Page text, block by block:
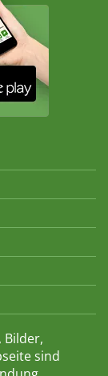
Bilder,
sind